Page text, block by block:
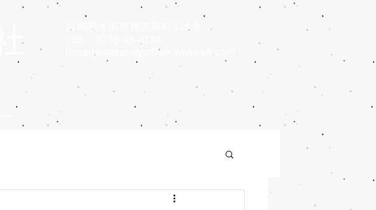
群馬県太田市西矢島町326-8
hasegawasangyo@ah.wakwak.com